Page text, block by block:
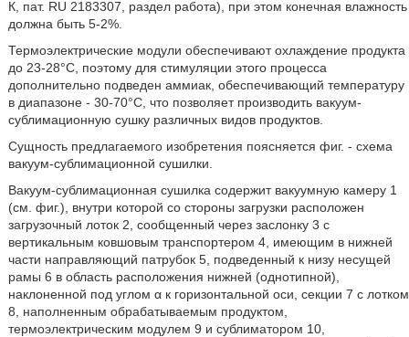
К, пат. RU 2183307, раздел работа), при этом конечная влажность
должна быть 5-2%.
Термоэлектрические модули обеспечивают охлаждение продукта
до 23-28°C, поэтому для стимуляции этого процесса
дополнительно подведен аммиак, обеспечивающий температуру
в диапазоне - 30-70°C, что позволяет производить вакуум-
сублимационную сушку различных видов продуктов.
Сущность предлагаемого изобретения поясняется фиг. - схема
вакуум-сублимационной сушилки.
Вакуум-сублимационная сушилка содержит вакуумную камеру 1
(см. фиг.), внутри которой со стороны загрузки расположен
загрузочный лоток 2, сообщенный через заслонку 3 с
вертикальным ковшовым транспортером 4, имеющим в нижней
части направляющий патрубок 5, подведенный к низу несущей
рамы 6 в область расположения нижней (однотипной),
наклоненной под углом α к горизонтальной оси, секции 7 с лотком
8, наполненным обрабатываемым продуктом,
термоэлектрическим модулем 9 и сублиматором 10,